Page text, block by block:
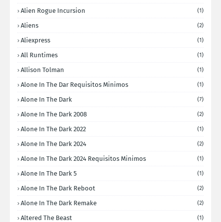
Alien Rogue Incursion (1)
Aliens (2)
Aliexpress (1)
All Runtimes (1)
Allison Tolman (1)
Alone In The Dar Requisitos Minimos (1)
Alone In The Dark (7)
Alone In The Dark 2008 (2)
Alone In The Dark 2022 (1)
Alone In The Dark 2024 (2)
Alone In The Dark 2024 Requisitos Minimos (1)
Alone In The Dark 5 (1)
Alone In The Dark Reboot (2)
Alone In The Dark Remake (2)
Altered The Beast (1)